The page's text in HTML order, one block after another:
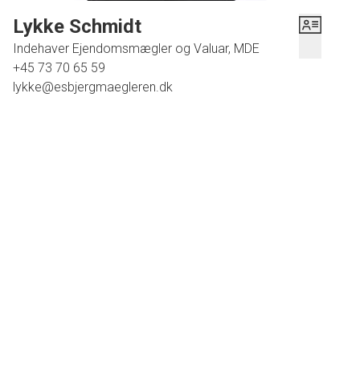
Lykke Schmidt
Indehaver Ejendomsmægler og Valuar, MDE
+45 73 70 65 59
lykke@esbjergmaegleren.dk